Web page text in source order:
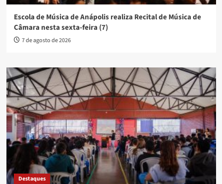
Escola de Música de Anápolis realiza Recital de Música de
Câmara nesta sexta-feira (7)
7 de agosto de 2026
Destaques